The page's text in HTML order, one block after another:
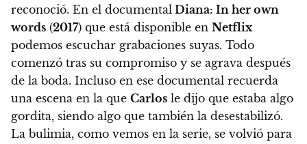
reconoció. En el documental Diana: In her own
words (2017) que está disponible en Netflix
podemos escuchar grabaciones suyas. Todo
comenzó tras su compromiso y se agrava después
de la boda. Incluso en ese documental recuerda
una escena en la que Carlos le dijo que estaba algo
gordita, siendo algo que también la desestabilizó.
La bulimia, como vemos en la serie, se volvió para